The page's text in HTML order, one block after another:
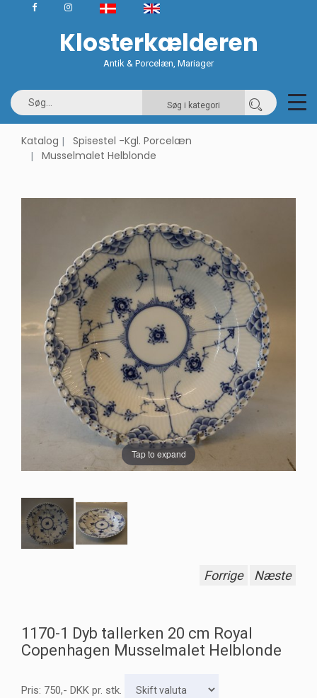
Klosterkælderen
Antik & Porcelæn, Mariager
Søg i kategori
Katalog
Spisestel -Kgl. Porcelæn
Musselmalet Helblonde
Tap to expand
Forrige Næste
1170-1 Dyb tallerken 20 cm Royal
Copenhagen Musselmalet Helblonde
Pris: 750,- DKK pr. stk.